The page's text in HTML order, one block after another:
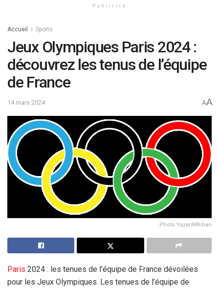
Publicité
Accueil Sports
Jeux Olympiques Paris 2024 :
découvrez les tenus de l’équipe
de France
14 mars 2024 AA
Photo YazanMRihan
Paris 2024 : les tenues de l’équipe de France dévoilées
pour les Jeux Olympiques. Les tenues de l’équipe de